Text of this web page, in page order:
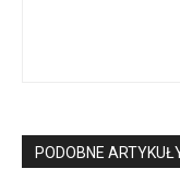
PODOBNE